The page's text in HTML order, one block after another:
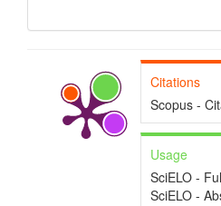
Citations
Scopus -
Usage
SciELO -
SciELO -